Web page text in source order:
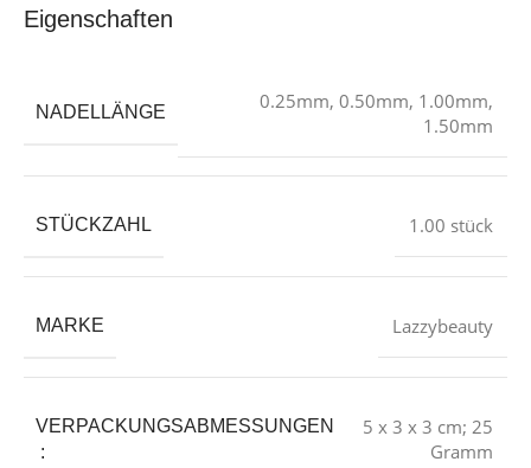
Eigenschaften
NADELLÄNGE 0.25mm, 0.50mm, 1.00mm,
1.50mm
STÜCKZAHL ‎1.00 stück
MARKE ‎Lazzybeauty
VERPACKUNGSABMESSUNGEN
‏ : ‎
5 x 3 x 3 cm; 25
Gramm